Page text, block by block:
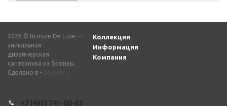
2026 © Bronze De Luxe —
уникальная
дизайнерская
сантехника из бронзы.
Сделано в -
Коллекции
Информация
Компания
+7 (495) 741-80-85